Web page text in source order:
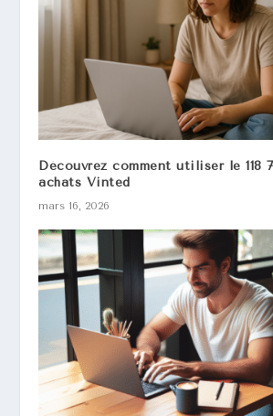
Découvrez comment utiliser le 118
achats Vinted
mars 16, 2026